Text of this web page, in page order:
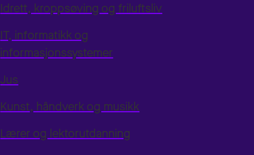
Idrett, kroppsøving og friluftsliv
IT, informatikk og
informasjonssystemer
Jus
Kunst, håndverk og musikk
Lærer og lektorutdanning